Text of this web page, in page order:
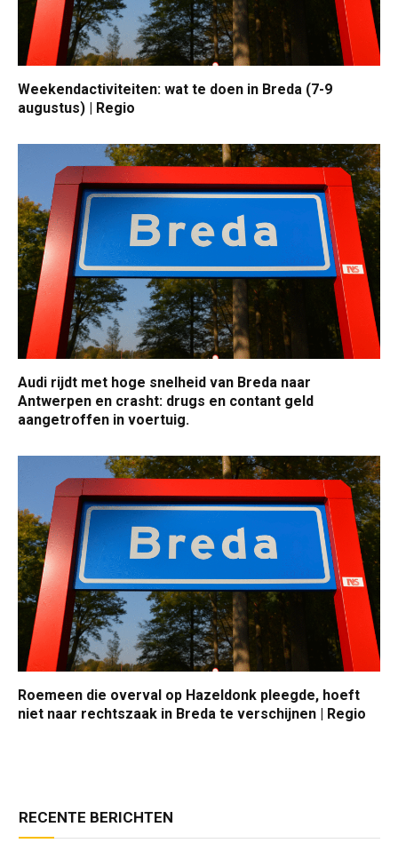
Weekendactiviteiten: wat te doen in Breda (7-9
augustus) | Regio
Audi rijdt met hoge snelheid van Breda naar
Antwerpen en crasht: drugs en contant geld
aangetroffen in voertuig.
Roemeen die overval op Hazeldonk pleegde, hoeft
niet naar rechtszaak in Breda te verschijnen | Regio
RECENTE BERICHTEN